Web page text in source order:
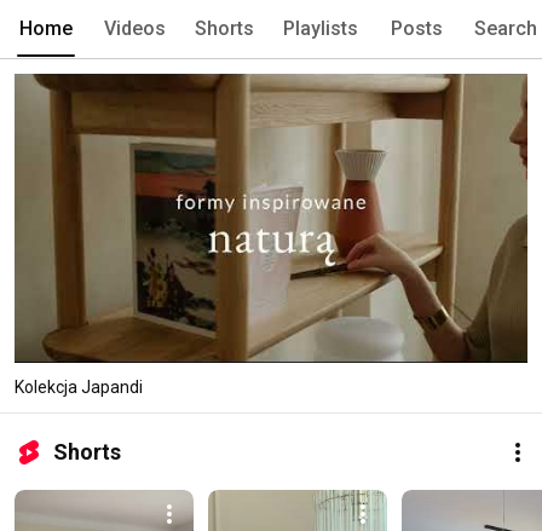
Home Videos Shorts Playlists Posts Search
Kolekcja Japandi
Shorts